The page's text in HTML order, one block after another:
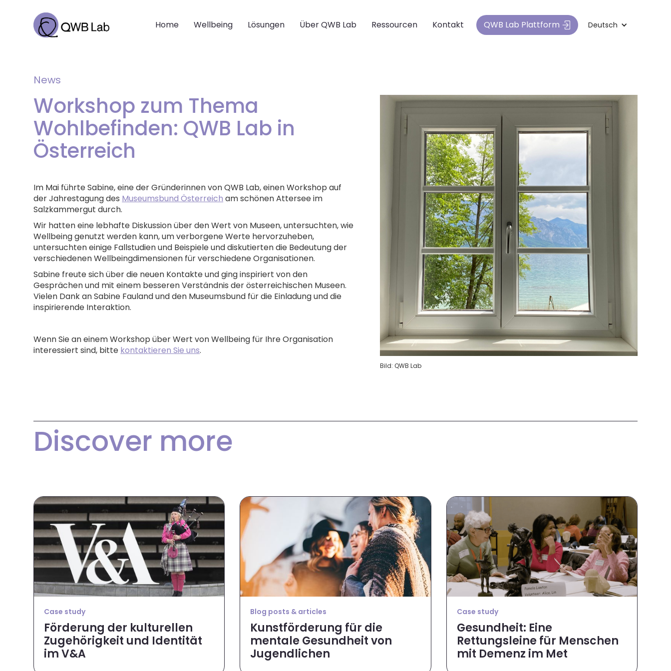
Home Wellbeing Lösungen Über QWB Lab Ressourcen Kontakt QWB Lab Plattform Deutsch
News
Workshop zum Thema
Wohlbefinden: QWB Lab in
Österreich
Im Mai führte Sabine, eine der Gründerinnen von QWB Lab, einen Workshop auf
der Jahrestagung des Museumsbund Österreich am schönen Attersee im
Salzkammergut durch.
Wir hatten eine lebhafte Diskussion über den Wert von Museen, untersuchten, wie
Wellbeing genutzt werden kann, um verborgene Werte hervorzuheben,
untersuchten einige Fallstudien und Beispiele und diskutierten die Bedeutung der
verschiedenen Wellbeingdimensionen für verschiedene Organisationen.
Sabine freute sich über die neuen Kontakte und ging inspiriert von den
Gesprächen und mit einem besseren Verständnis der österreichischen Museen.
Vielen Dank an Sabine Fauland und den Museumsbund für die Einladung und die
inspirierende Interaktion.
Wenn Sie an einem Workshop über Wert von Wellbeing für Ihre Organisation
interessiert sind, bitte kontaktieren Sie uns.
Bild: QWB Lab
Discover more
Case study
Förderung der kulturellen
Zugehörigkeit und Identität
im V&A
Blog posts & articles
Kunstförderung für die
mentale Gesundheit von
Jugendlichen
Case study
Gesundheit: Eine
Rettungsleine für Menschen
mit Demenz im Met